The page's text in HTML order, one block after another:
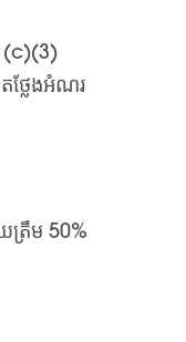
តថ្លែងអំណរ
ត្រឹម 50%